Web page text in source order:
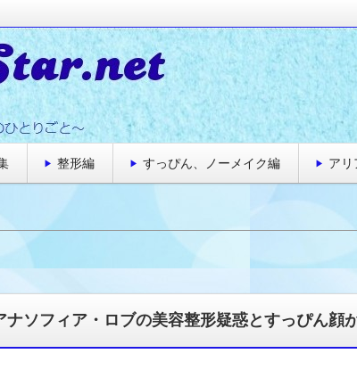
外セレブのゴシップニュー
な管理人のひとりごと～
整形編 すっぴん、ノーメイク編 アリ
ナソフィア・ロブの美容整形疑惑とすっぴん顔